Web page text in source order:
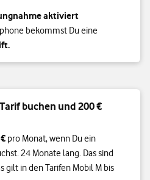
aktiviert
bekommst Du eine
buchen und 200 €
pro Monat, wenn Du ein
24 Monate lang. Das sind
gilt in den Tarifen Mobil M bis